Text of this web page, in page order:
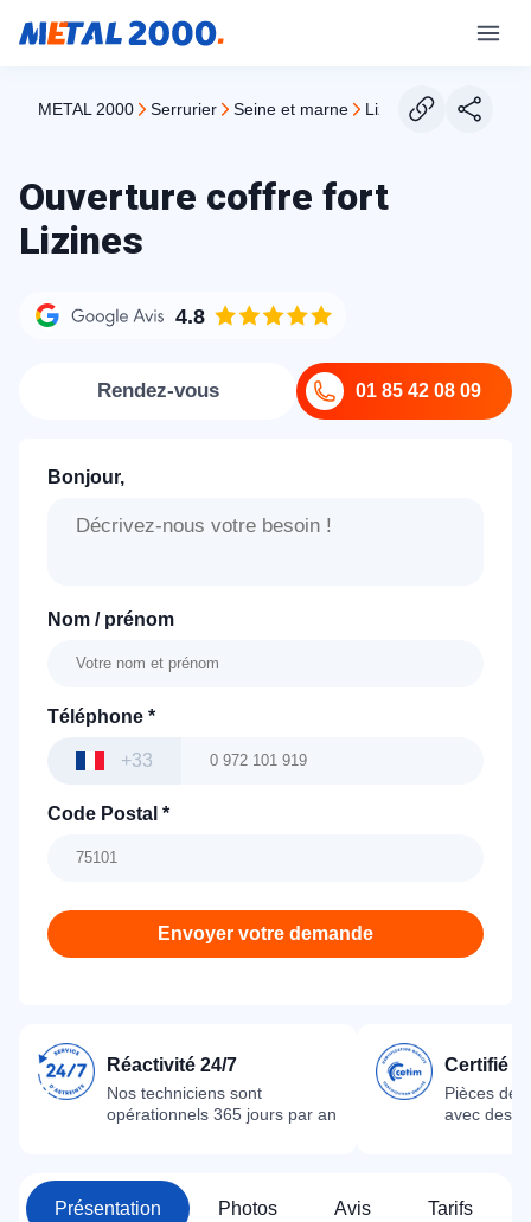
METAL 2000 serrurier seine et marne lizines
Ouverture coffre fort
Lizines
4.8
01 85 42 08 09
Rendez-vous
Bonjour,
Nom / prénom
Téléphone *
+33
Code Postal *
Envoyer votre demande
Réactivité 24/7
Nos techniciens sont
opérationnels 365 jours par an
Certifié
Pièces
avec des
Présentation Photos Avis Tarifs